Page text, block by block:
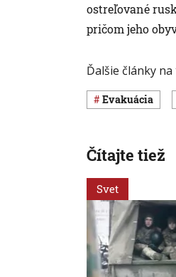
ostreľované
pričom jeho
Ďalšie články na
evakuácia
Čítajte tiež
Svet